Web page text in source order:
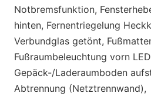
Notbremsfunktion,
hinten, Fernentriegelung
Verbundglas getönt,
Fußraumbeleuchtung vorn
Gepäck-/Laderaumboden
Abtrennung (Netztrennwand),